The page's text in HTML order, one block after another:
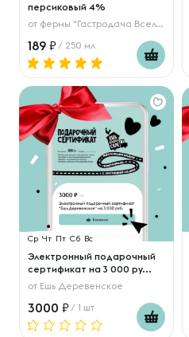
персиковый 4%
от фермы "Гастродача Вселуг"
189 / 250 мл
Ср Чт Пт Сб Вс
Электронный подарочный
сертификат на 3 000 ру...
от Ешь Деревенское
3000 / 1 шт